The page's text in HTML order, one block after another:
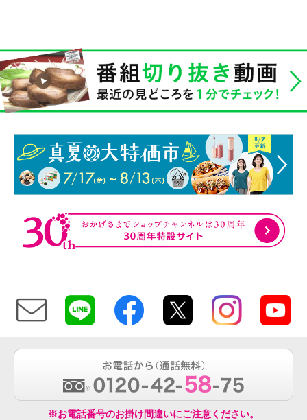
※お電話番号のお掛け間違いにご注意ください。